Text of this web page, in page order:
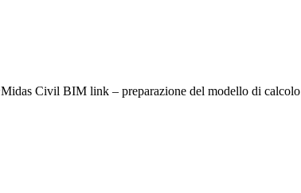
Midas Civil BIM link – preparazione del modello di calcolo